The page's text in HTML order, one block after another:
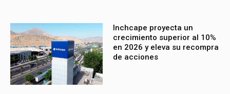
Inchcape proyecta un
crecimiento superior al 10%
en 2026 y eleva su recompra
de acciones